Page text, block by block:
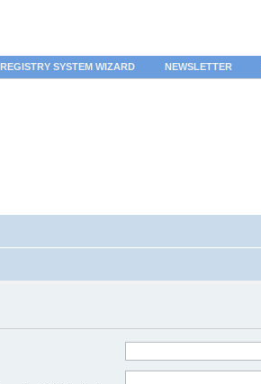
REGISTRY SYSTEM WIZARD NEWSLETTER